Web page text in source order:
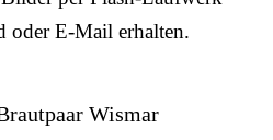
E-Mail erhalten.